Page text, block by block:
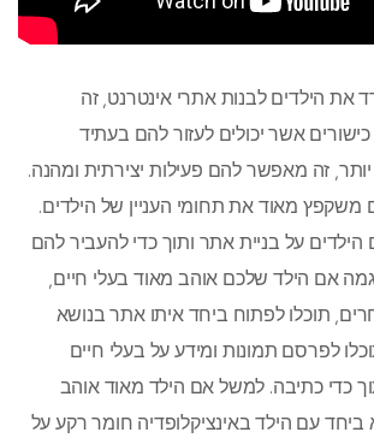
את הילדים לבנות אתרי אינטרנט, זה
אשר יכולים לעזור להם בעתיד
זה מאפשר להם פעילות יצירתית ומהנה.
משקפץ מאוד את תחומי העניין של הילדים.
הילדים על בניית אתר ותוך כדי להעביר להם
אם הילד שלכם אוהב מאוד בעלי חיים,
תוכלו לפתוח ביחד איתו אתר בנושא
לפרסם תמונות ומידע על בעלי חיים
כדי כתיבה. למשל אם הילד מאוד אוהב
ביחד עם הילד באינציקלופדיה חומר רקע על